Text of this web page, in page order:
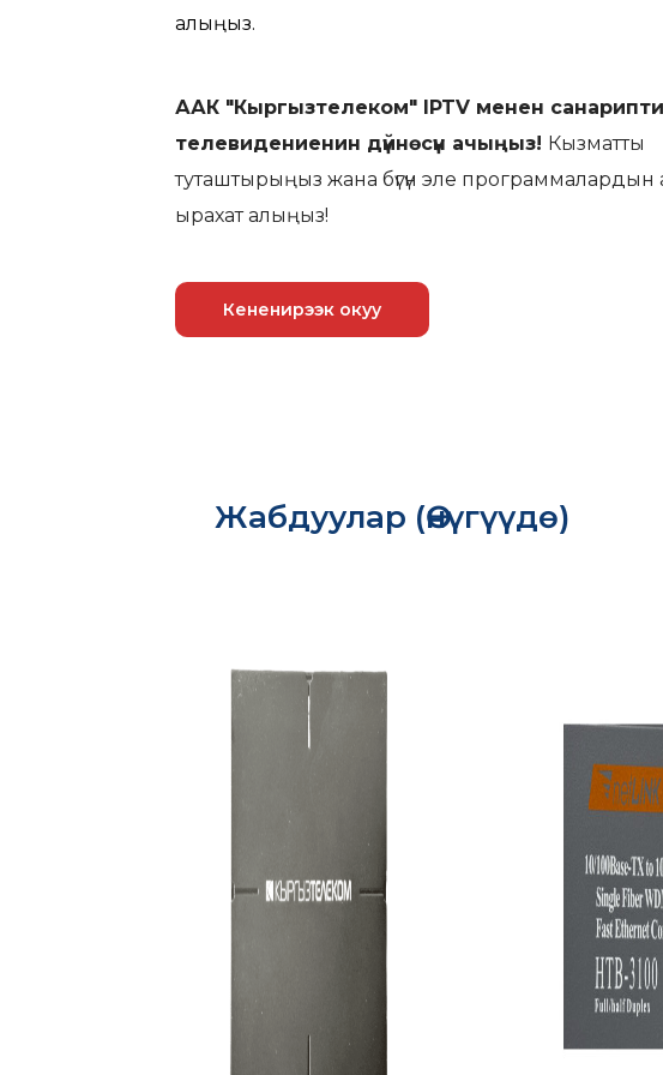
алыңыз.
ААК "Кыргызтелеком" IPTV менен
телевидениенин дүйнөсүн ачыңыз! Кызматты
туташтырыңыз жана бүгүн эле программалардын ар
ырахат алыңыз!
Кененирээк окуу
Жабдуулар (Өнүгүүдө)